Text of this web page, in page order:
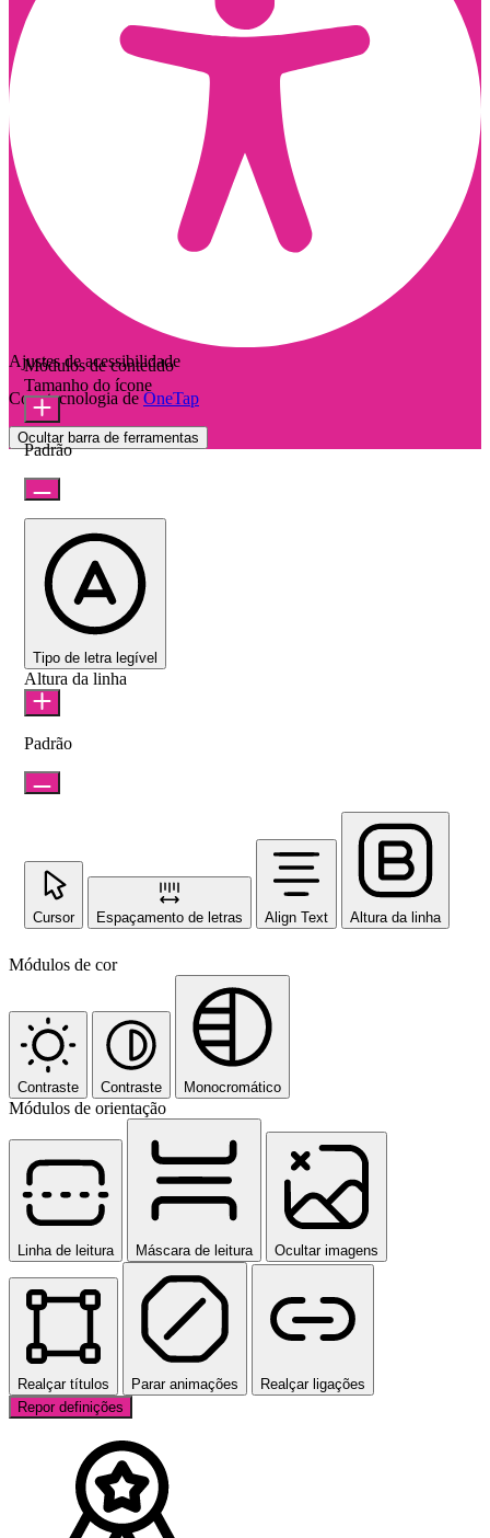
Ajustes de acessibilidade
Com tecnologia de OneTap
Ocultar barra de ferramentas
Módulos de conteúdo
Tamanho do ícone
Padrão
Tipo de letra legível
Altura da linha
Padrão
Cursor Espaçamento de letras Align Text Altura da linha
Módulos de cor
Contraste Contraste Monocromático
Módulos de orientação
Linha de leitura Máscara de leitura Ocultar imagens
Realçar títulos Parar animações
Realçar ligações
Repor definições